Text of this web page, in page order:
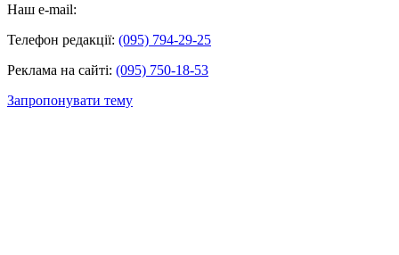
Наш e-mail:
Телефон редакції: (095) 794-29-25
Реклама на сайті: (095) 750-18-53
Запропонувати тему